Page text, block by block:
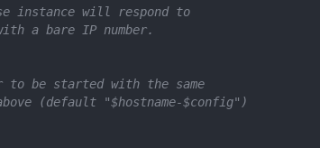
instance will respond to
a bare IP number.
to be started with the same
(default "$hostname-$config")